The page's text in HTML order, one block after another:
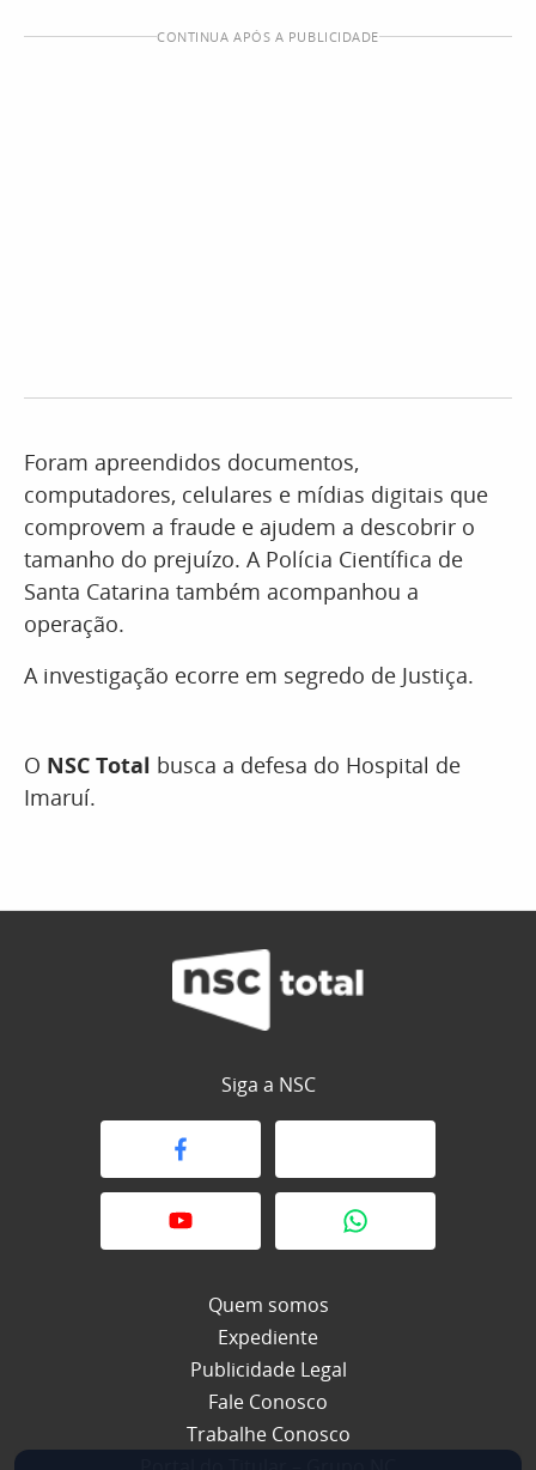
CONTINUA APÓS A PUBLICIDADE
Foram apreendidos documentos,
computadores, celulares e mídias digitais que
comprovem a fraude e ajudem a descobrir o
tamanho do prejuízo. A Polícia Científica de
Santa Catarina também acompanhou a
operação.
A investigação ecorre em segredo de Justiça.
O NSC Total busca a defesa do Hospital de
Imaruí.
Siga a NSC
Quem somos
Expediente
Publicidade Legal
Fale Conosco
Trabalhe Conosco